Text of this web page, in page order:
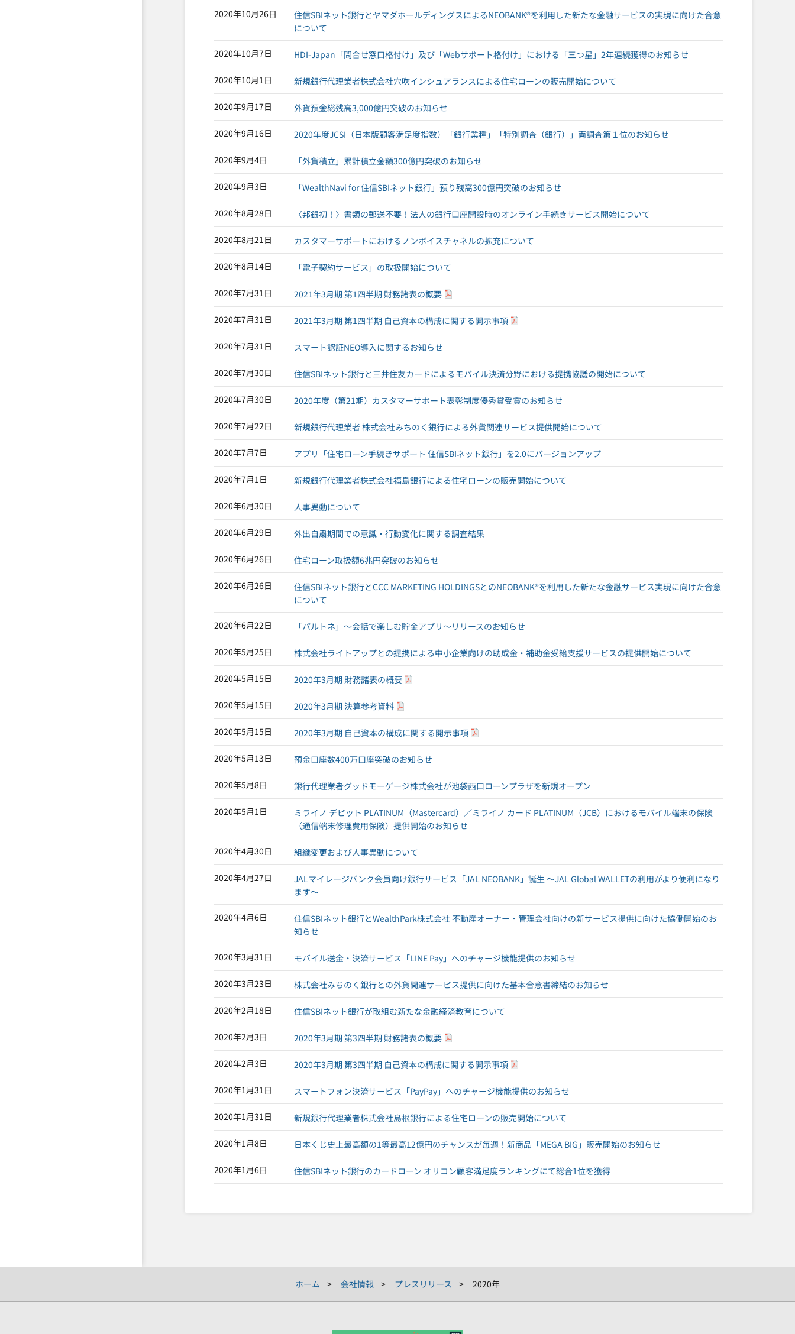
2020年10月26日
住信SBIネット銀行とヤマダホールディングスによるNEOBANK®を利用した新たな金融サービスの実現に向けた合意
について
2020年10月7日 HDI-Japan「問合せ窓口格付け」及び「Webサポート格付け」における「三つ星」2年連続獲得のお知らせ
2020年10月1日 新規銀行代理業者株式会社穴吹インシュアランスによる住宅ローンの販売開始について
2020年9月17日 外貨預金総残高3,000億円突破のお知らせ
2020年9月16日 2020年度JCSI（日本版顧客満足度指数）「銀行業種」「特別調査（銀行）」両調査第１位のお知らせ
2020年9月4日 「外貨積立」累計積立金額300億円突破のお知らせ
2020年9月3日 「WealthNavi for 住信SBIネット銀行」預り残高300億円突破のお知らせ
2020年8月28日 〈邦銀初！〉書類の郵送不要！法人の銀行口座開設時のオンライン手続きサービス開始について
2020年8月21日 カスタマーサポートにおけるノンボイスチャネルの拡充について
2020年8月14日 「電子契約サービス」の取扱開始について
2020年7月31日 2021年3月期 第1四半期 財務諸表の概要
2020年7月31日 2021年3月期 第1四半期 自己資本の構成に関する開示事項
2020年7月31日 スマート認証NEO導入に関するお知らせ
2020年7月30日 住信SBIネット銀行と三井住友カードによるモバイル決済分野における提携協議の開始について
2020年7月30日 2020年度（第21期）カスタマーサポート表彰制度優秀賞受賞のお知らせ
2020年7月22日 新規銀行代理業者 株式会社みちのく銀行による外貨関連サービス提供開始について
2020年7月7日 アプリ「住宅ローン手続きサポート 住信SBIネット銀行」を2.0にバージョンアップ
2020年7月1日 新規銀行代理業者株式会社福島銀行による住宅ローンの販売開始について
2020年6月30日 人事異動について
2020年6月29日 外出自粛期間での意識・行動変化に関する調査結果
2020年6月26日 住宅ローン取扱額6兆円突破のお知らせ
2020年6月26日
住信SBIネット銀行とCCC MARKETING HOLDINGSとのNEOBANK®を利用した新たな金融サービス実現に向けた合意
について
2020年6月22日 「パルトネ」～会話で楽しむ貯金アプリ～リリースのお知らせ
2020年5月25日 株式会社ライトアップとの提携による中小企業向けの助成金・補助金受給支援サービスの提供開始について
2020年5月15日 2020年3月期 財務諸表の概要
2020年5月15日 2020年3月期 決算参考資料
2020年5月15日 2020年3月期 自己資本の構成に関する開示事項
2020年5月13日 預金口座数400万口座突破のお知らせ
2020年5月8日 銀行代理業者グッドモーゲージ株式会社が池袋西口ローンプラザを新規オープン
2020年5月1日
ミライノ デビット PLATINUM（Mastercard）／ミライノ カード PLATINUM（JCB）におけるモバイル端末の保険
（通信端末修理費用保険）提供開始のお知らせ
2020年4月30日 組織変更および人事異動について
2020年4月27日
JALマイレージバンク会員向け銀行サービス「JAL NEOBANK」誕生 ～JAL Global WALLETの利用がより便利になり
ます～
2020年4月6日
住信SBIネット銀行とWealthPark株式会社 不動産オーナー・管理会社向けの新サービス提供に向けた協働開始のお
知らせ
2020年3月31日 モバイル送金・決済サービス「LINE Pay」へのチャージ機能提供のお知らせ
2020年3月23日 株式会社みちのく銀行との外貨関連サービス提供に向けた基本合意書締結のお知らせ
2020年2月18日 住信SBIネット銀行が取組む新たな金融経済教育について
2020年2月3日 2020年3月期 第3四半期 財務諸表の概要
2020年2月3日 2020年3月期 第3四半期 自己資本の構成に関する開示事項
2020年1月31日 スマートフォン決済サービス「PayPay」へのチャージ機能提供のお知らせ
2020年1月31日 新規銀行代理業者株式会社島根銀行による住宅ローンの販売開始について
2020年1月8日 日本くじ史上最高額の1等最高12億円のチャンスが毎週！新商品「MEGA BIG」販売開始のお知らせ
2020年1月6日 住信SBIネット銀行のカードローン オリコン顧客満足度ランキングにて総合1位を獲得
ホーム 会社情報 プレスリリース 2020年